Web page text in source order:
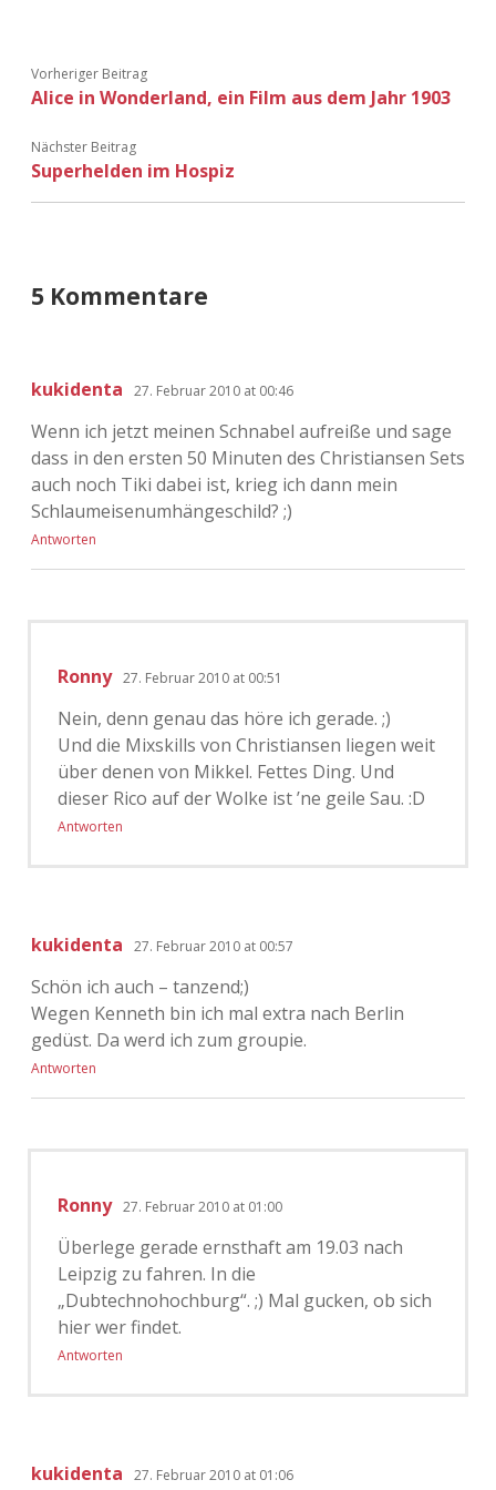
Vorheriger Beitrag
Alice in Wonderland, ein Film aus dem Jahr 1903
Nächster Beitrag
Superhelden im Hospiz
5 Kommentare
kukidenta 27. Februar 2010 at 00:46
Wenn ich jetzt meinen Schnabel aufreiße und sage
dass in den ersten 50 Minuten des Christiansen Sets
auch noch Tiki dabei ist, krieg ich dann mein
Schlaumeisenumhängeschild? ;)
Antworten
Ronny 27. Februar 2010 at 00:51
Nein, denn genau das höre ich gerade. ;)
Und die Mixskills von Christiansen liegen weit
über denen von Mikkel. Fettes Ding. Und
dieser Rico auf der Wolke ist ’ne geile Sau. :D
Antworten
kukidenta 27. Februar 2010 at 00:57
Schön ich auch – tanzend;)
Wegen Kenneth bin ich mal extra nach Berlin
gedüst. Da werd ich zum groupie.
Antworten
Ronny 27. Februar 2010 at 01:00
Überlege gerade ernsthaft am 19.03 nach
Leipzig zu fahren. In die
„Dubtechnohochburg“. ;) Mal gucken, ob sich
hier wer findet.
Antworten
kukidenta 27. Februar 2010 at 01:06